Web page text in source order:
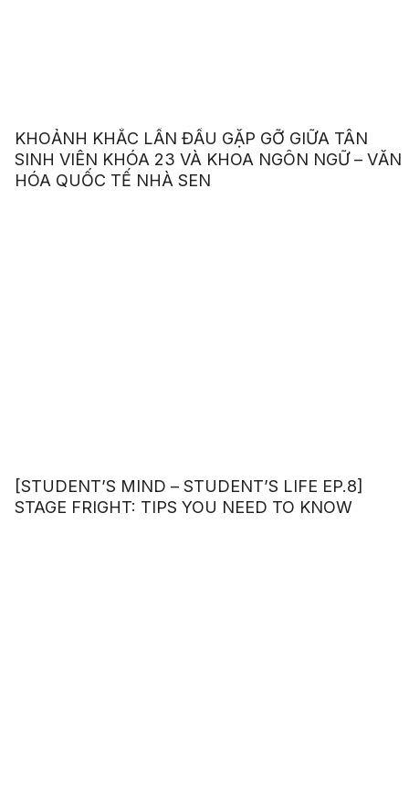
KHOẢNH KHẮC LẦN ĐẦU GẶP GỠ GIỮA TÂN
SINH VIÊN KHÓA 23 VÀ KHOA NGÔN NGỮ – VĂN
HÓA QUỐC TẾ NHÀ SEN
[STUDENT’S MIND – STUDENT’S LIFE EP.8]
STAGE FRIGHT: TIPS YOU NEED TO KNOW